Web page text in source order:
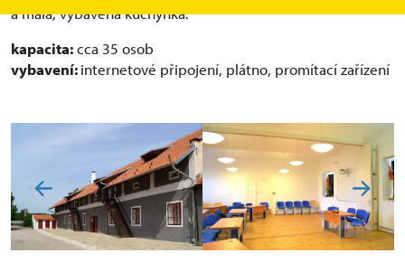
a malá, vybavená kuchyňka.
kapacita:cca 35 osob
vybavení:internetové připojení, plátno, promítací zařízení